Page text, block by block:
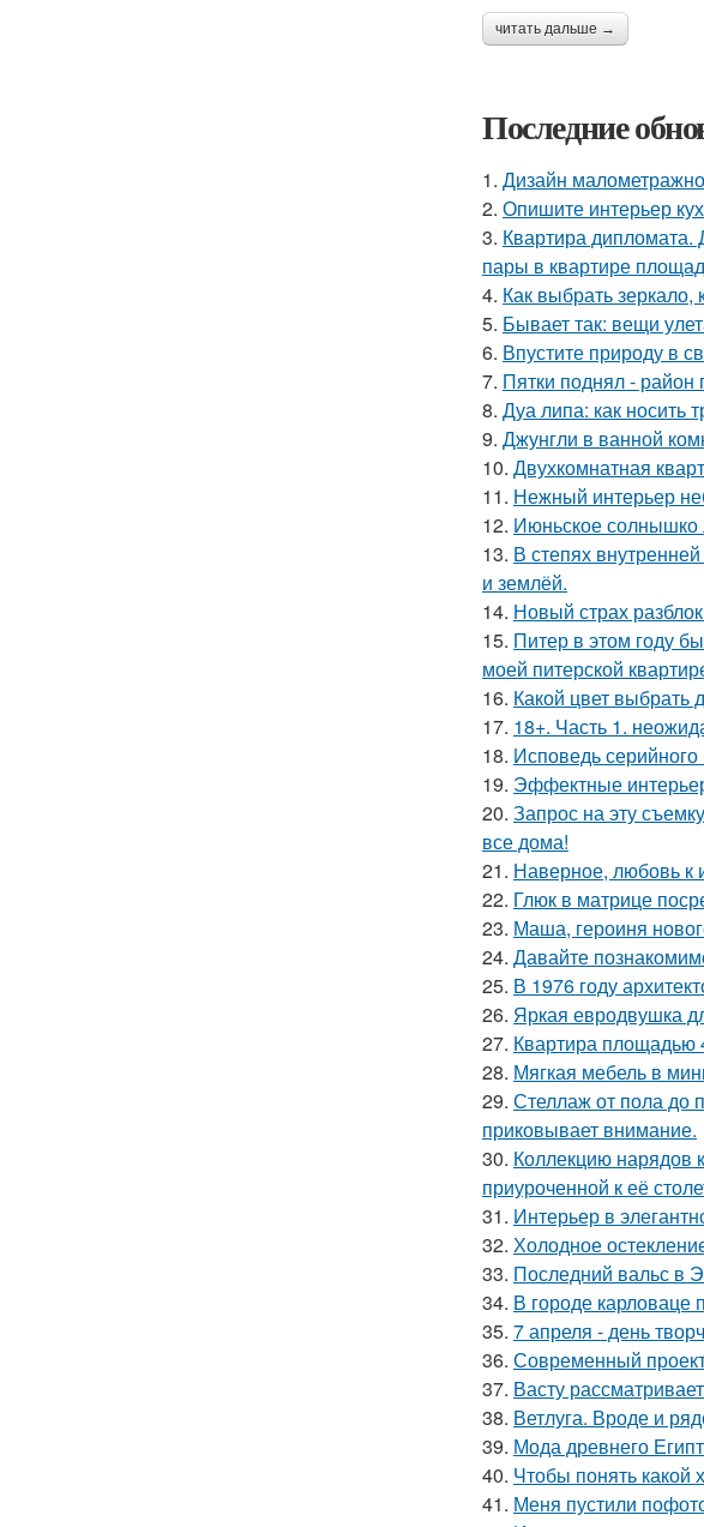
читать дальше →
Последние
1. Дизайн
2. Опишите интерьер
3. Квартира дипломата.
пары в квартире
4. Как выбрать
5. Бывает так: вещи
6. Впустите природу в
7. Пятки поднял - район
8. Дуа липа: как носить
9. Джунгли в ванной
10. Двухкомнатная
11. Нежный интерьер
12. Июньское
13. В степях
и землёй.
14. Новый страх
15. Питер в этом году
моей питерской
16. Какой цвет выбрать
17. 18+. Часть 1.
18. Исповедь серийного
19. Эффектные
20. Запрос на эту
все дома!
21. Наверное, любовь к
22. Глюк в матрице
23. Маша, героиня
24. Давайте
25. В 1976 году
26. Яркая евродвушка
27. Квартира площадью
28. Мягкая мебель в
29. Стеллаж от пола до
приковывает внимание.
30. Коллекцию нарядов
приуроченной к её
31. Интерьер в
32. Холодное
33. Последний вальс в
34. В городе
35. 7 апреля - день
36. Современный
37. Васту
38. Ветлуга. Вроде и
39. Мода древнего
40. Чтобы понять какой
41. Меня пустили